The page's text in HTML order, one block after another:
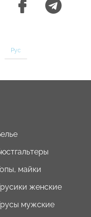
Рус
майки
женские
мужские